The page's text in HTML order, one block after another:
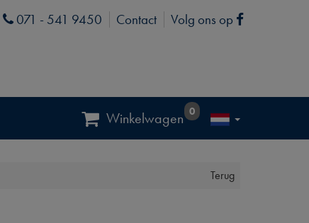
Phone
071 - 541 9450 Contact Volg ons op Facebook
Winkelwagen 0
Terug